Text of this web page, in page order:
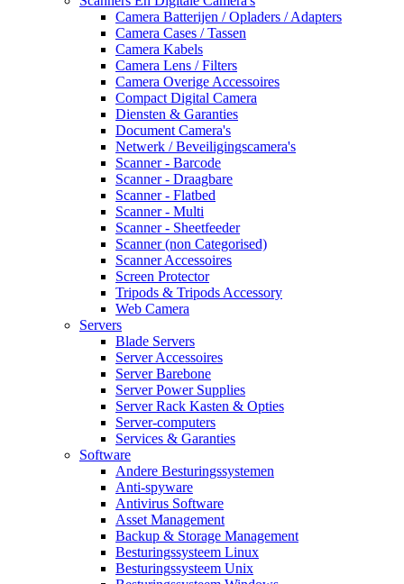
Camera Batterijen / Opladers / Adapters
Camera Cases / Tassen
Camera Kabels
Camera Lens / Filters
Camera Overige Accessoires
Compact Digital Camera
Diensten & Garanties
Document Camera's
Netwerk / Beveiligingscamera's
Scanner - Barcode
Scanner - Draagbare
Scanner - Flatbed
Scanner - Multi
Scanner - Sheetfeeder
Scanner (non Categorised)
Scanner Accessoires
Screen Protector
Tripods & Tripods Accessory
Web Camera
Servers
Blade Servers
Server Accessoires
Server Barebone
Server Power Supplies
Server Rack Kasten & Opties
Server-computers
Services & Garanties
Software
Andere Besturingssystemen
Anti-spyware
Antivirus Software
Asset Management
Backup & Storage Management
Besturingssysteem Linux
Besturingssysteem Unix